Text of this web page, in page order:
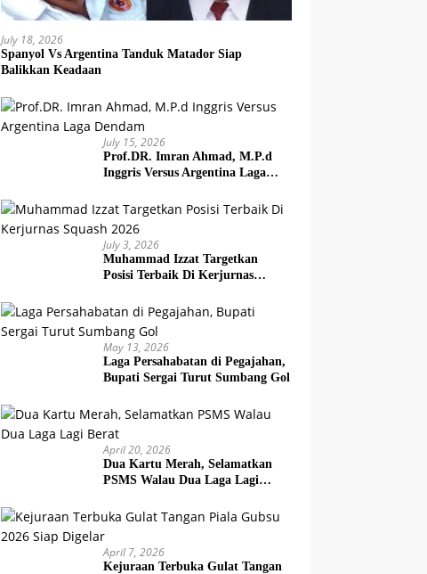
July 18, 2026
Spanyol Vs Argentina Tanduk Matador Siap
Balikkan Keadaan
July 15, 2026
Prof.DR. Imran Ahmad, M.P.d
Inggris Versus Argentina Laga
July 3, 2026
Muhammad Izzat Targetkan
Posisi Terbaik Di Kerjurnas
May 13, 2026
Laga Persahabatan di Pegajahan,
Bupati Sergai Turut Sumbang Gol
April 20, 2026
Dua Kartu Merah, Selamatkan
PSMS Walau Dua Laga Lagi
April 7, 2026
Kejuraan Terbuka Gulat Tangan